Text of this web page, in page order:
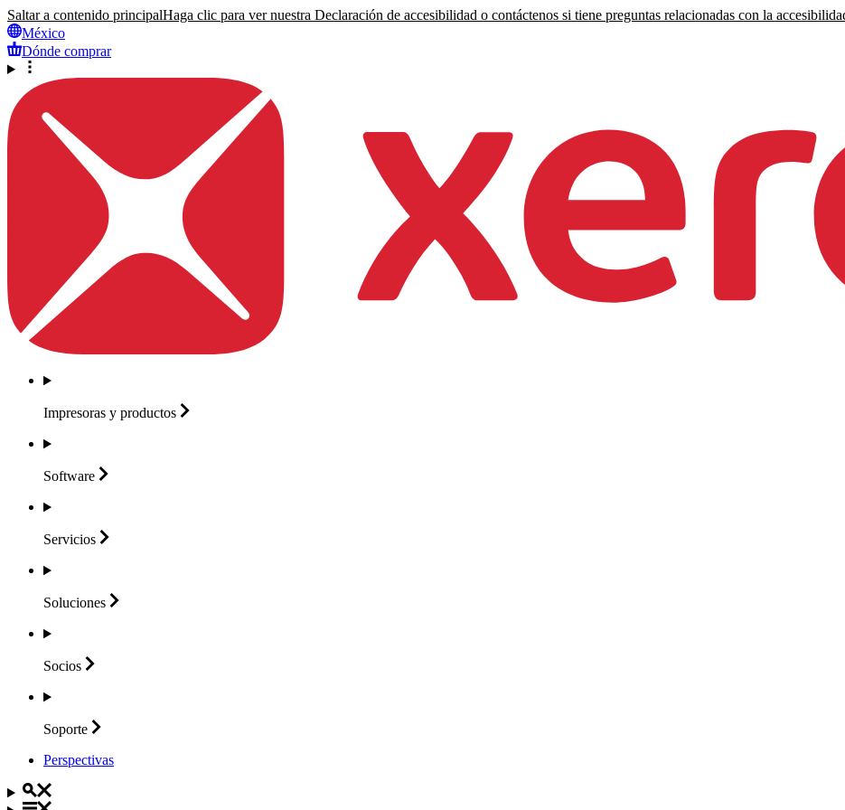
Saltar a contenido principalHaga clic para ver nuestra Declaración de accesibilidad o contáctenos si tiene preguntas relacionadas con la
México
Dónde comprar
Impresoras y productos
Software
Servicios
Soluciones
Socios
Soporte
Perspectivas